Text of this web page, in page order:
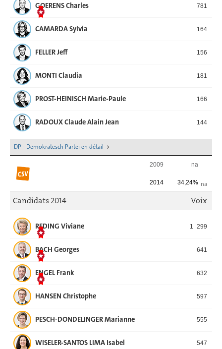
GOERENS Charles 781
CAMARDA Sylvia 164
FELLER Jeff 156
MONTI Claudia 181
PROST-HEINISCH Marie-Paule 166
RADOUX Claude Alain Jean 144
DP - Demokratesch Partei en détail
2009 na
na
2014 34,24%
Candidats 2014 Voix
REDING Viviane 1 299
BACH Georges 641
ENGEL Frank 632
HANSEN Christophe 597
PESCH-DONDELINGER Marianne 555
WISELER-SANTOS LIMA Isabel 547